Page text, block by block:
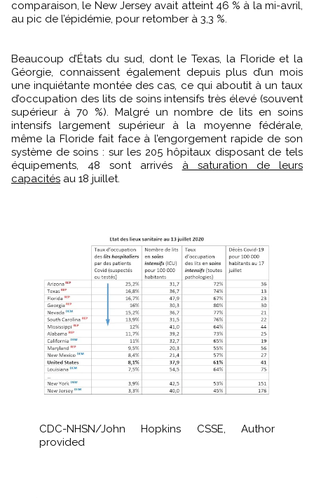
comparaison, le New Jersey avait atteint 46 % à la mi-avril,
au pic de l’épidémie, pour retomber à 3,3 %.
Beaucoup d’États du sud, dont le Texas, la Floride et la
Géorgie, connaissent également depuis plus d’un mois
une inquiétante montée des cas, ce qui aboutit à un taux
d’occupation des lits de soins intensifs très élevé (souvent
supérieur à 70 %). Malgré un nombre de lits en soins
intensifs largement supérieur à la moyenne fédérale,
même la Floride fait face à l’engorgement rapide de son
système de soins : sur les 205 hôpitaux disposant de tels
équipements, 48 sont arrivés à saturation de leurs
capacités au 18 juillet.
CDC-NHSN/John Hopkins CSSE,Author
provided